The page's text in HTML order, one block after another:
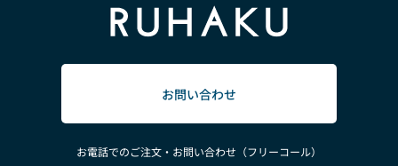
お問い合わせ
お電話でのご注文・お問い合わせ（フリーコール）